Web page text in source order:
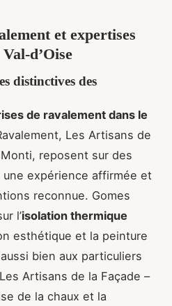
et expertises
d’Oise
distinctives des
de ravalement dans le
Les Artisans de
reposent sur des
expérience affirmée et
reconnue. Gomes
l’isolation thermique
esthétique et la peinture
bien aux particuliers
Artisans de la Façade –
de la chaux et la